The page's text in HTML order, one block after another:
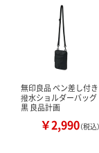
無印良品 ペン差し付き
撥水ショルダーバッグ
黒 良品計画
￥2,990（税込）